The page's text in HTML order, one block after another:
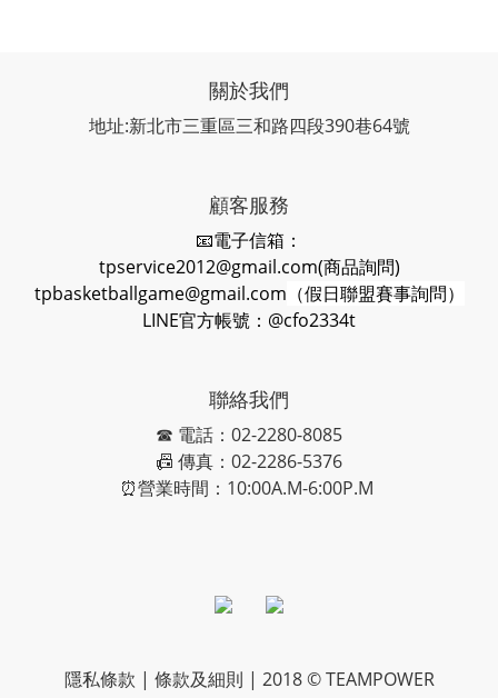
關於我們
地址:新北市三重區三和路四段390巷64號
顧客服務
📧電子信箱：
tpservice2012@gmail.com(商品詢問)
tpbasketballgame@gmail.com （假日聯盟賽事詢問）
LINE官方帳號：@cfo2334t
聯絡我們
☎ 電話：02-2280-8085
📠 傳真：02-2286-5376
⏰營業時間：10:00A.M-6:00P.M
隱私條款 | 條款及細則 | 2018 © TEAMPOWER